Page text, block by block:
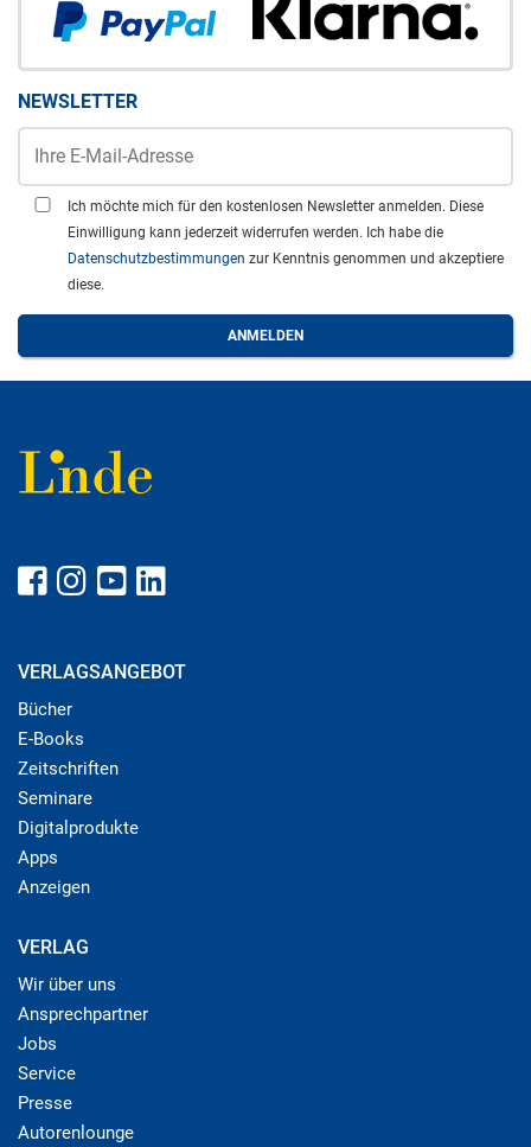
NEWSLETTER
Ich möchte mich für den kostenlosen Newsletter anmelden. Diese
Einwilligung kann jederzeit widerrufen werden. Ich habe die
Datenschutzbestimmungen zur Kenntnis genommen und akzeptiere
diese.
VERLAGSANGEBOT
Bücher
E-Books
Zeitschriften
Seminare
Digitalprodukte
Apps
Anzeigen
VERLAG
Wir über uns
Ansprechpartner
Jobs
Service
Presse
Autorenlounge